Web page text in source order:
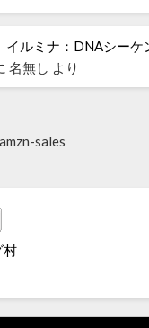
イルミナ：DNAシーケ
名無し より
amzn-sales
村